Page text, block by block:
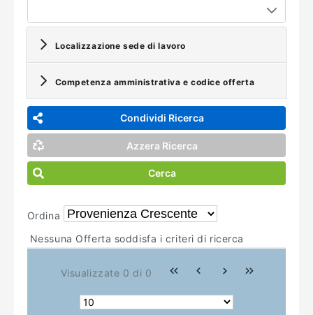
Localizzazione sede di lavoro
Competenza amministrativa e codice offerta
Condividi Ricerca
Azzera Ricerca
Cerca
Ordina
Nessuna Offerta soddisfa i criteri di ricerca
Visualizzate 0 di 0